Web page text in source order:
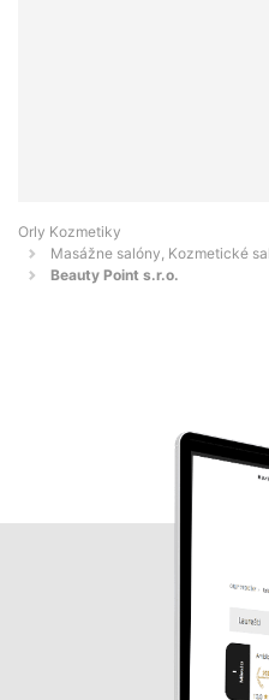
Orly Kozmetiky
Masážne salóny, Kozmetické
Beauty Point s.r.o.